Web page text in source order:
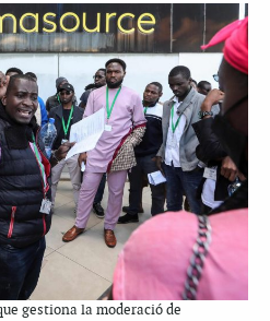
gestiona la moderació de